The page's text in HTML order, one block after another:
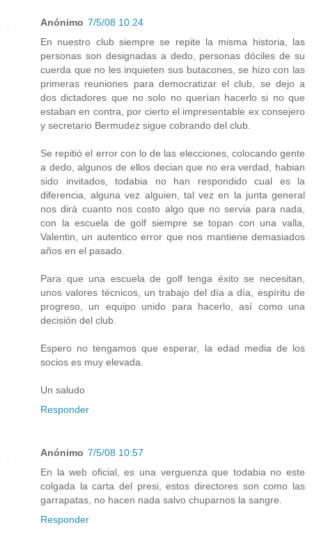
Anónimo 7/5/08 10:24
En nuestro club siempre se repite la misma historia, las
personas son designadas a dedo, personas dóciles de su
cuerda que no les inquieten sus butacones, se hizo con las
primeras reuniones para democratizar el club, se dejo a
dos dictadores que no solo no querían hacerlo si no que
estaban en contra, por cierto el impresentable ex consejero
y secretario Bermudez sigue cobrando del club.
Se repitió el error con lo de las elecciones, colocando gente
a dedo, algunos de ellos decian que no era verdad, habian
sido invitados, todabia no han respondido cual es la
diferencia, alguna vez alguien, tal vez en la junta general
nos dirá cuanto nos costo algo que no servia para nada,
con la escuela de golf siempre se topan con una valla,
Valentin, un autentico error que nos mantiene demasiados
años en el pasado.
Para que una escuela de golf tenga éxito se necesitan,
unos valores técnicos, un trabajo del día a día, espíritu de
progreso, un equipo unido para hacerlo, así como una
decisión del club.
Espero no tengamos que esperar, la edad media de los
socios es muy elevada.
Un saludo
Responder
Anónimo 7/5/08 10:57
En la web oficial, es una verguenza que todabia no este
colgada la carta del presi, estos directores son como las
garrapatas, no hacen nada salvo chuparnos la sangre.
Responder